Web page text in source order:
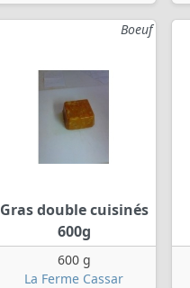
Boeuf
Gras double cuisinés
600g
600 g
La Ferme Cassar